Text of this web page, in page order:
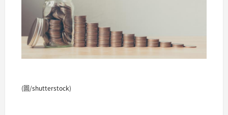
(圖/shutterstock)